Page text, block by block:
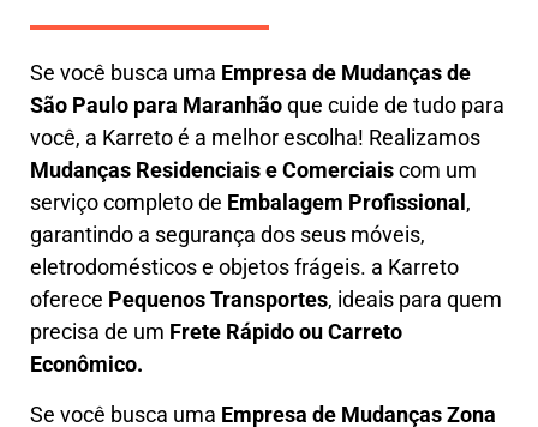
Se você busca uma Empresa de Mudanças de
São Paulo para Maranhãoque cuide de tudo para
você, a Karretoé a melhor escolha! Realizamos
Mudanças Residenciais e Comerciaiscom um
serviço completo de Embalagem Profissional ,
garantindo a segurança dos seus móveis,
eletrodomésticos e objetos frágeis. a Karreto
oferece Pequenos Transportes, ideais para quem
precisa de um Frete Rápido ou Carreto
Econômico.
Se você busca uma Empresa de Mudanças Zona